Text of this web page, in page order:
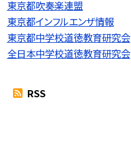
東京都吹奏楽連盟
東京都インフルエンザ情報
東京都中学校道徳教育研究会
全日本中学校道徳教育研究会
RSS